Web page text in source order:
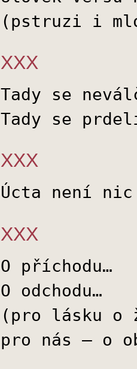
(pstruzi i
XXX
Tady se
Tady se
XXX
Úcta není
XXX
O příchodu…
O odchodu…
(pro lásku o
pro nás – o